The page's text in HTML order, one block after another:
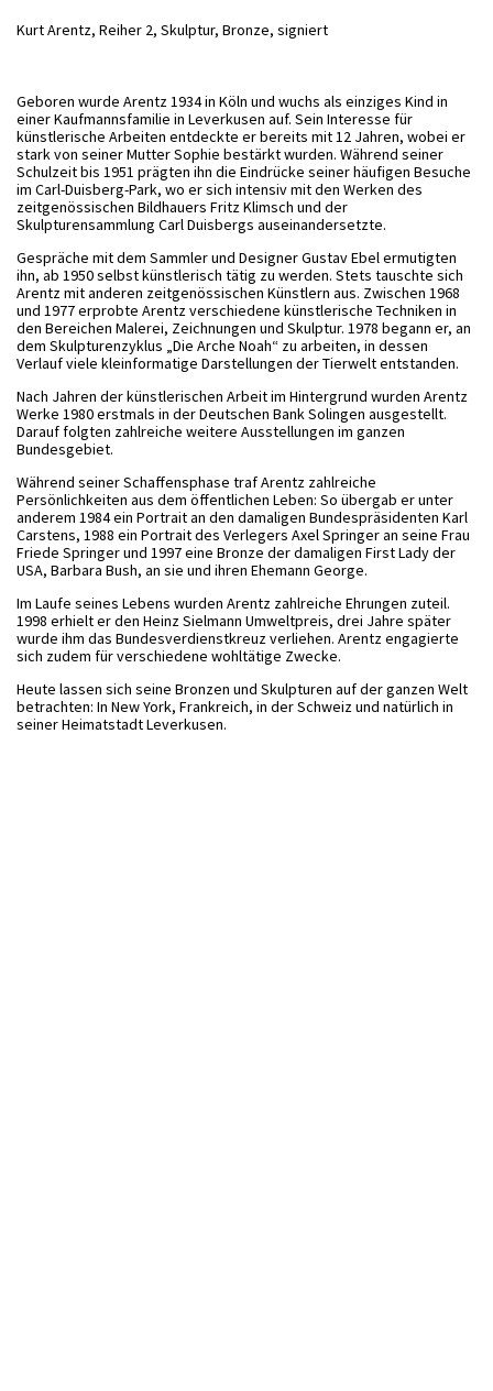
Kurt Arentz, Reiher 2, Skulptur, Bronze, signiert
Geboren wurde Arentz 1934 in Köln und wuchs als einziges Kind in
einer Kaufmannsfamilie in Leverkusen auf. Sein Interesse für
künstlerische Arbeiten entdeckte er bereits mit 12 Jahren, wobei er
stark von seiner Mutter Sophie bestärkt wurden. Während seiner
Schulzeit bis 1951 prägten ihn die Eindrücke seiner häufigen Besuche
im Carl-Duisberg-Park, wo er sich intensiv mit den Werken des
zeitgenössischen Bildhauers Fritz Klimsch und der
Skulpturensammlung Carl Duisbergs auseinandersetzte.
Gespräche mit dem Sammler und Designer Gustav Ebel ermutigten
ihn, ab 1950 selbst künstlerisch tätig zu werden. Stets tauschte sich
Arentz mit anderen zeitgenössischen Künstlern aus. Zwischen 1968
und 1977 erprobte Arentz verschiedene künstlerische Techniken in
den Bereichen Malerei, Zeichnungen und Skulptur. 1978 begann er, an
dem Skulpturenzyklus „Die Arche Noah“ zu arbeiten, in dessen
Verlauf viele kleinformatige Darstellungen der Tierwelt entstanden.
Nach Jahren der künstlerischen Arbeit im Hintergrund wurden Arentz
Werke 1980 erstmals in der Deutschen Bank Solingen ausgestellt.
Darauf folgten zahlreiche weitere Ausstellungen im ganzen
Bundesgebiet.
Während seiner Schaffensphase traf Arentz zahlreiche
Persönlichkeiten aus dem öffentlichen Leben: So übergab er unter
anderem 1984 ein Portrait an den damaligen Bundespräsidenten Karl
Carstens, 1988 ein Portrait des Verlegers Axel Springer an seine Frau
Friede Springer und 1997 eine Bronze der damaligen First Lady der
USA, Barbara Bush, an sie und ihren Ehemann George.
Im Laufe seines Lebens wurden Arentz zahlreiche Ehrungen zuteil.
1998 erhielt er den Heinz Sielmann Umweltpreis, drei Jahre später
wurde ihm das Bundesverdienstkreuz verliehen. Arentz engagierte
sich zudem für verschiedene wohltätige Zwecke.
Heute lassen sich seine Bronzen und Skulpturen auf der ganzen Welt
betrachten: In New York, Frankreich, in der Schweiz und natürlich in
seiner Heimatstadt Leverkusen.